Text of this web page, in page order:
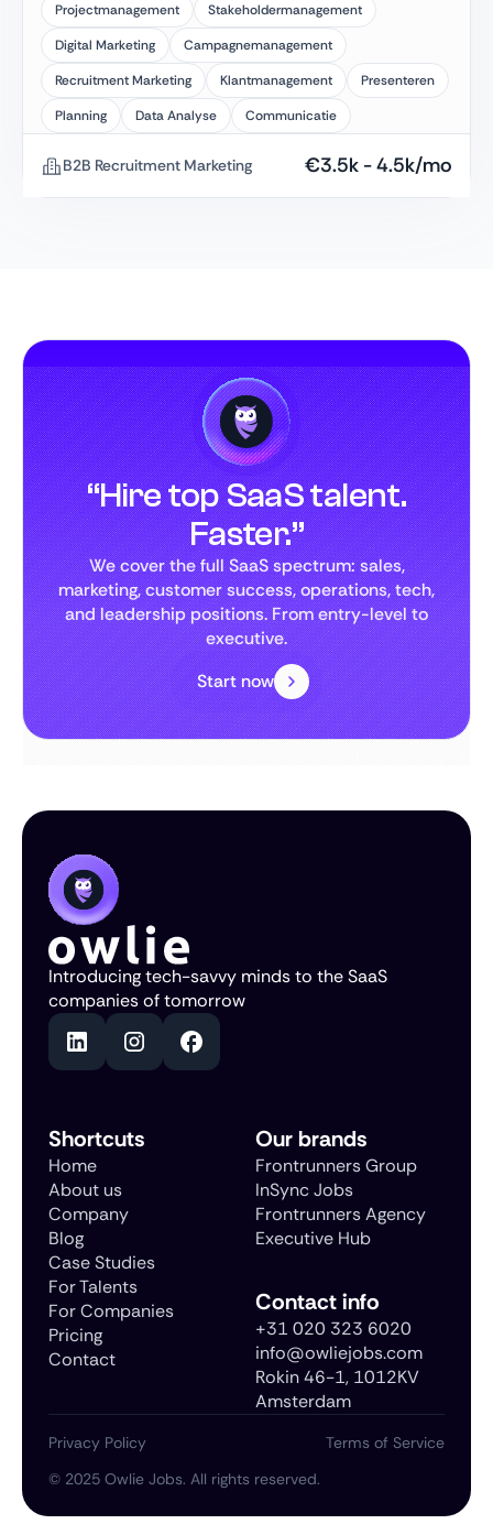
Projectmanagement
Stakeholdermanagement
Digital Marketing
Campagnemanagement
Recruitment Marketing
Klantmanagement
Presenteren
Planning
Data Analyse Communicatie
B2B Recruitment Marketing €3.5k -4.5k/mo
“Hire top SaaS talent.
Faster.”
We cover the full SaaS spectrum: sales,
marketing, customer success, operations, tech,
and leadership positions. From entry-level to
executive.
Start now
Introducing tech-savvy minds to the SaaS
companies of tomorrow
Shortcuts
Home
About us
Company
Blog
Case Studies
For Talents
For Companies
Pricing
Contact
Our brands
Frontrunners Group
InSync Jobs
Frontrunners Agency
Executive Hub
Contact info
+31 020 323 6020
info@owliejobs.com
Rokin 46-1, 1012KV
Amsterdam
© 2025 Owlie Jobs. All rights reserved.
Privacy Policy Terms of Service